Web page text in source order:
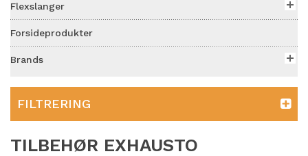
Flexslanger
Forsideprodukter
Brands
FILTRERING
TILBEHØR EXHAUSTO